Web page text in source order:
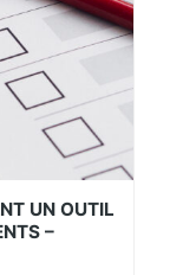
UN OUTIL
–